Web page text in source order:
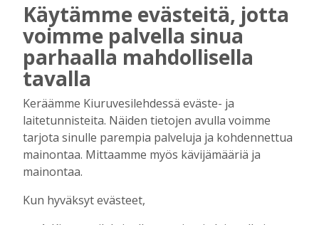
mainos päättyy
AIEMMIN AIHEESTA
Kiuruvedelle ja Iisalmeen
Käytämme evästeitä, jotta
voimme palvella sinua
parhaalla mahdollisella
tavalla
Keräämme Kiuruvesilehdessä eväste- ja
laitetunnisteita. Näiden tietojen avulla voimme
tarjota sinulle parempia palveluja ja kohdennettua
mainontaa. Mittaamme myös kävijämääriä ja
mainontaa.
Kun hyväksyt evästeet,